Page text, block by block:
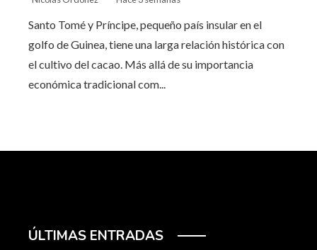
Santo Tomé y Príncipe, pequeño país insular en el
golfo de Guinea, tiene una larga relación histórica con
el cultivo del cacao. Más allá de su importancia
económica tradicional com...
ÚLTIMAS ENTRADAS